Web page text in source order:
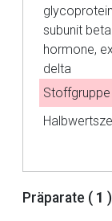
subunit
hormone,
delta
Stoffgruppe
Präparate ( 1 )
Der von Ihnen
Seite. Für die
Betreiber